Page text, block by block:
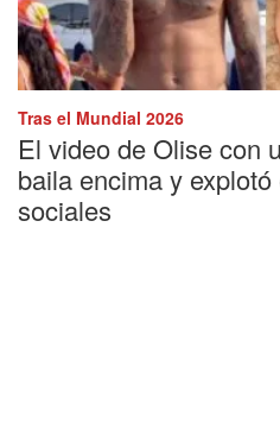
Tras el Mundial 2026
El video de Olise con
baila encima y
sociales